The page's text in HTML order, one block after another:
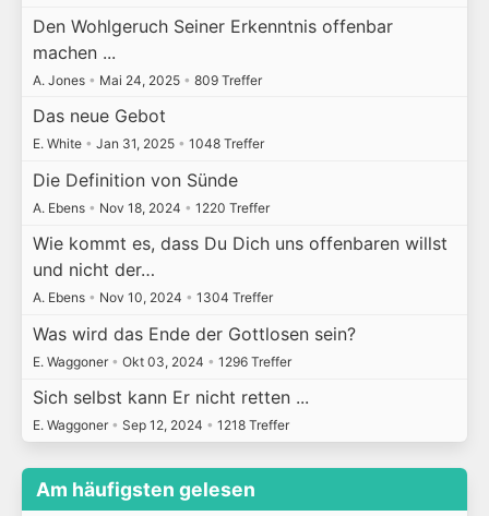
Den Wohlgeruch Seiner Erkenntnis offenbar
machen ...
A. Jones • Mai 24, 2025 • 809 Treffer
Das neue Gebot
E. White • Jan 31, 2025 • 1048 Treffer
Die Definition von Sünde
A. Ebens • Nov 18, 2024 • 1220 Treffer
Wie kommt es, dass Du Dich uns offenbaren willst
und nicht der…
A. Ebens • Nov 10, 2024 • 1304 Treffer
Was wird das Ende der Gottlosen sein?
E. Waggoner • Okt 03, 2024 • 1296 Treffer
Sich selbst kann Er nicht retten ...
E. Waggoner • Sep 12, 2024 • 1218 Treffer
Am häufigsten gelesen